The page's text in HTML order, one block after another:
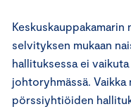
Keskuskauppakamarin
selvityksen mukaan
hallituksessa ei
johtoryhmässä.
pörssiyhtiöiden